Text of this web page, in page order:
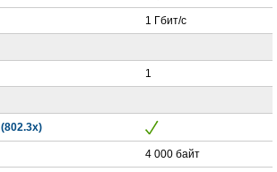
1 Гбит/с
1
4 000 байт